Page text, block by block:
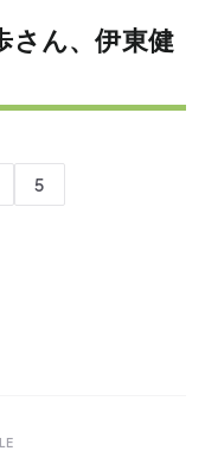
さん、伊東健
5